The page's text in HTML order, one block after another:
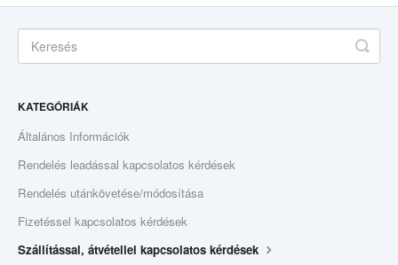
KATEGÓRIÁK
Általános Információk
Rendelés leadással kapcsolatos kérdések
Rendelés utánkövetése/módosítása
Fizetéssel kapcsolatos kérdések
Szállítással, átvétellel kapcsolatos kérdések